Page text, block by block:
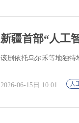
新疆首部“人工
该剧依托乌尔禾等地独特
2026-06-15日 10:01 人